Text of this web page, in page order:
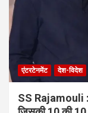
एंटरटेनमेंट देश-विदेश
SS Rajamouli :